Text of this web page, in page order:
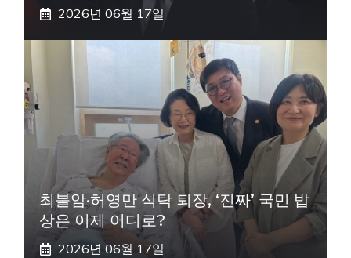
2026년 06월 17일
최불암·허영만 식탁 퇴장, ‘진짜’ 국민 밥
상은 이제 어디로?
2026년 06월 17일